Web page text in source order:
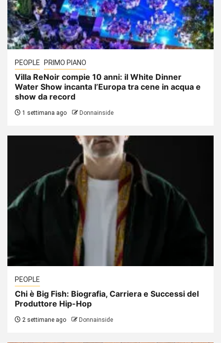
PEOPLE PRIMO PIANO
Villa ReNoir compie 10 anni: il White Dinner
Water Show incanta l’Europa tra cene in acqua e
show da record
1 settimana ago Donnainside
PEOPLE
Chi è Big Fish: Biografia, Carriera e Successi del
Produttore Hip-Hop
2 settimane ago Donnainside